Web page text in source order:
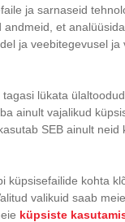
ja sarnaseid
andmeid, et
ja veebitegevusel
lükata
ainult vajalikud
SEB ainult
küpsisefailide kohta
valikuid saab
küpsiste